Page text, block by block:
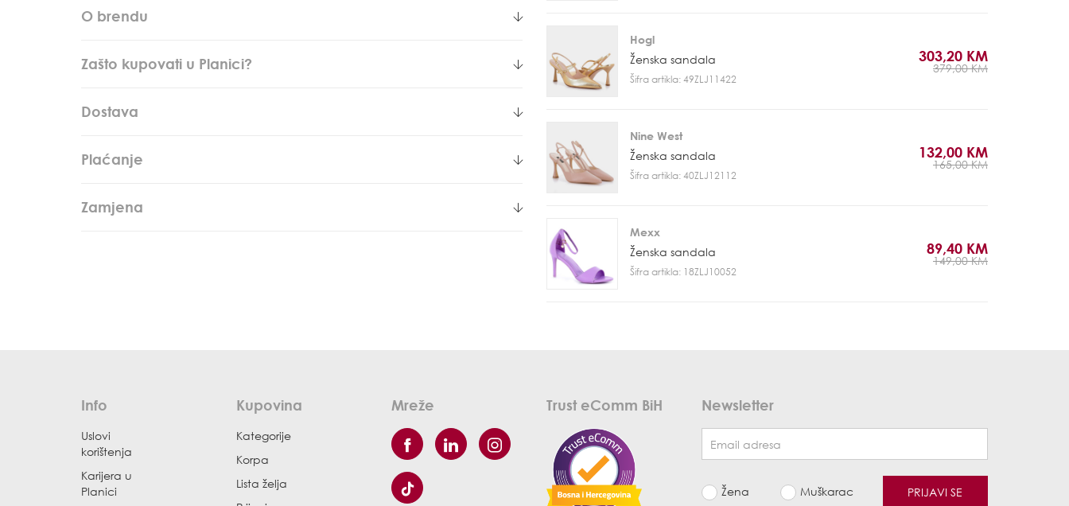
O brendu
Zašto kupovati u Planici?
Dostava
Plaćanje
Zamjena
Hogl
Ženska sandala
Šifra artikla: 49ZLJ11422
303,20 KM
379,00 KM
Nine West
Ženska sandala
Šifra artikla: 40ZLJ12112
132,00 KM
165,00 KM
Mexx
Ženska sandala
Šifra artikla: 18ZLJ10052
89,40 KM
149,00 KM
Info
Uslovi
korištenja
Karijera u
Planici
Kupovina
Kategorije
Korpa
Lista želja
Mreže Trust eComm BiH Newsletter
Žena Muškarac PRIJAVI SE